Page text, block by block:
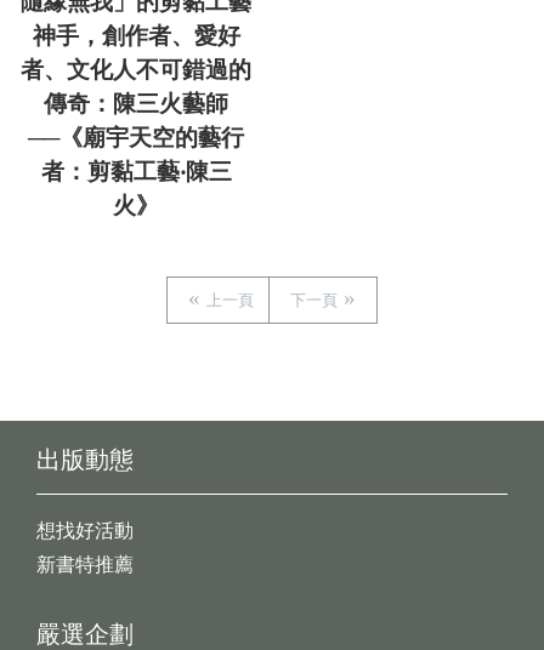
神手，創作者、愛好
者、文化人不可錯過的
傳奇：陳三火藝師
──《廟宇天空的藝行
者：剪黏工藝‧陳三
火》
上一頁 下一頁
出版動態
想找好活動
新書特推薦
嚴選企劃